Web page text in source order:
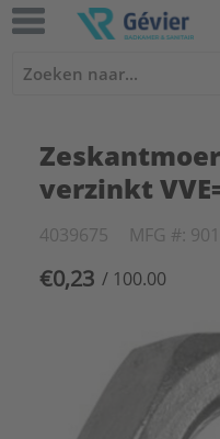
verzinkt
4039675 MFG #:
€0,23 / 100.00